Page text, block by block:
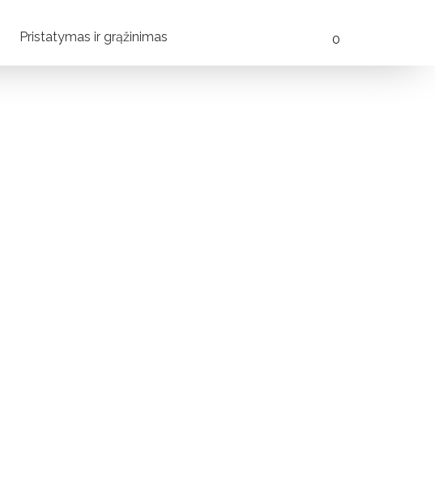
Pristatymas ir grąžinimas 0